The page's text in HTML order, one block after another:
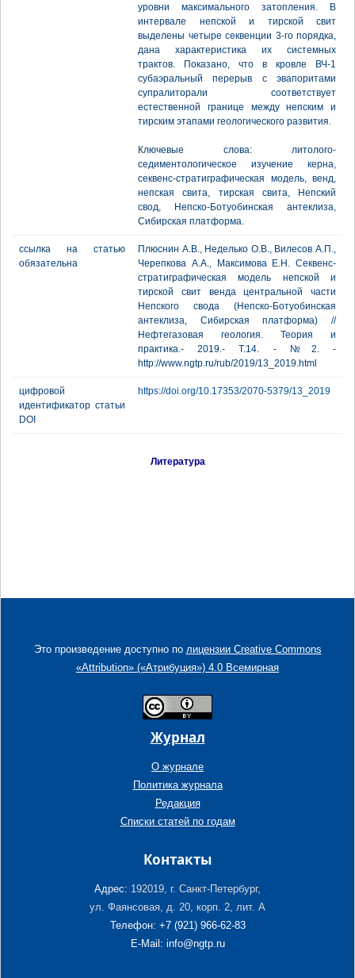
уровни максимального затопления. В
интервале непской и тирской свит
выделены четыре секвенции 3-го порядка,
дана характеристика их системных
трактов. Показано, что в кровле ВЧ-1
субаэральный перерыв с эвапоритами
супралиторали соответствует
естественной границе между непским и
тирским этапами геологического развития.
Ключевые слова: литолого-
седиментологическое изучение керна,
секвенс-стратиграфическая модель, венд,
непская свита, тирская свита, Непский
свод, Непско-Ботуобинская антеклиза,
Сибирская платформа.
ссылка на статью
обязательна
Плюснин А.В., Неделько О.В., Вилесов А.П.,
Черепкова А.А., Максимова Е.Н. Секвенс-
стратиграфическая модель непской и
тирской свит венда центральной части
Непского свода (Непско-Ботуобинская
антеклиза, Сибирская платформа) //
Нефтегазовая геология. Теория и
практика.- 2019.- Т.14. - №2. -
http://www.ngtp.ru/rub/2019/13_2019.html
цифровой
идентификатор статьи
DOI
https://doi.org/10.17353/2070-5379/13_2019
Литература
Это произведение доступно по лицензии Creative Commons
«Attribution» («Атрибуция») 4.0 Всемирная
Журнал
О журнале
Политика журнала
Редакция
Списки статей по годам
Контакты
Адрес: 192019, г. Санкт-Петербург,
ул. Фаянсовая, д. 20, корп. 2, лит. А
Телефон: +7 (921) 966-62-83
E-Mail: info@ngtp.ru